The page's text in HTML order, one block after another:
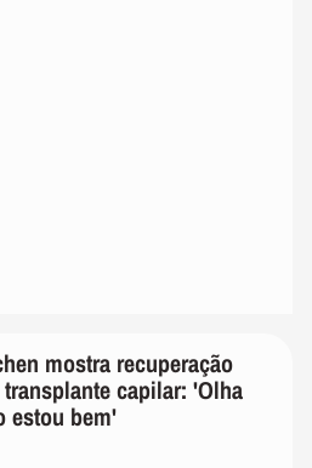
mostra recuperação
capilar: 'Olha
estou bem'